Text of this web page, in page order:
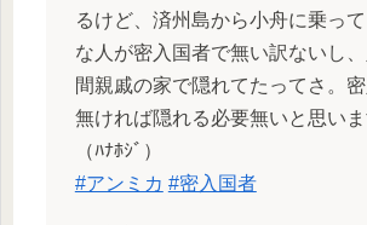
るけど、済州島から小舟に乗っ
な人が密入国者で無い訳ないし
間親戚の家で隠れてたってさ。
無ければ隠れる必要無いと思い
（ﾊﾅﾎｼﾞ）
#アンミカ #密入国者